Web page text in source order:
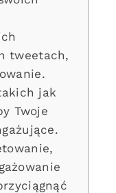
tweetach,
jak
Twoje